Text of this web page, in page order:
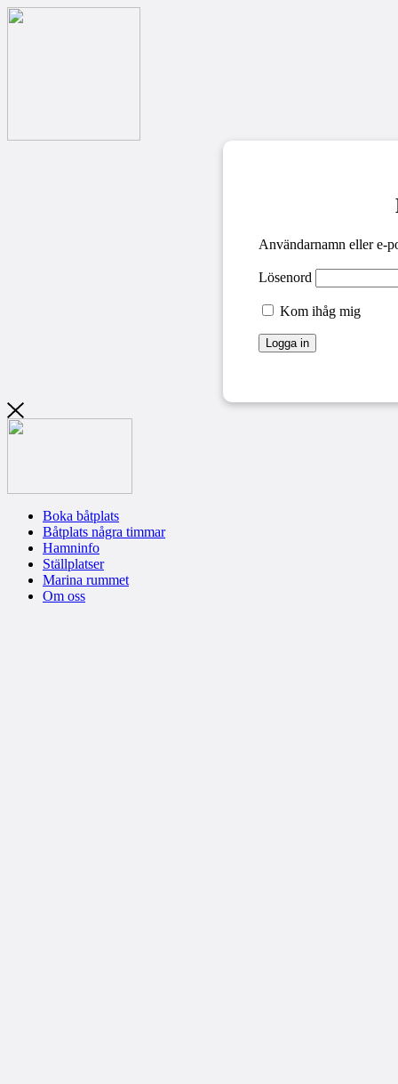
Användarnamn eller e-
Lösenord
Kom ihåg mig
Boka båtplats
Båtplats några timmar
Hamninfo
Ställplatser
Marina rummet
Om oss